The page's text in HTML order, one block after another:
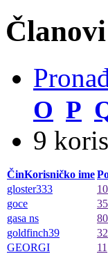
Članovi
O P
9
ČinKorisničko ime
gloster333
10
goce
35
gasa ns
80
goldfinch39
32
GEORGI
11